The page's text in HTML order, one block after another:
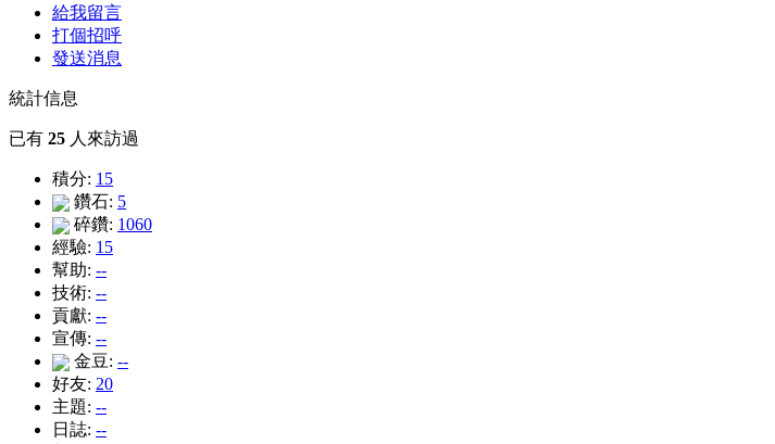
給我留言
打個招呼
發送消息
統計信息
已有 25 人來訪過
積分: 15
鑽石: 5
碎鑽: 1060
經驗: 15
幫助: --
技術: --
貢獻: --
宣傳: --
金豆: --
好友: 20
主題: --
日誌: --